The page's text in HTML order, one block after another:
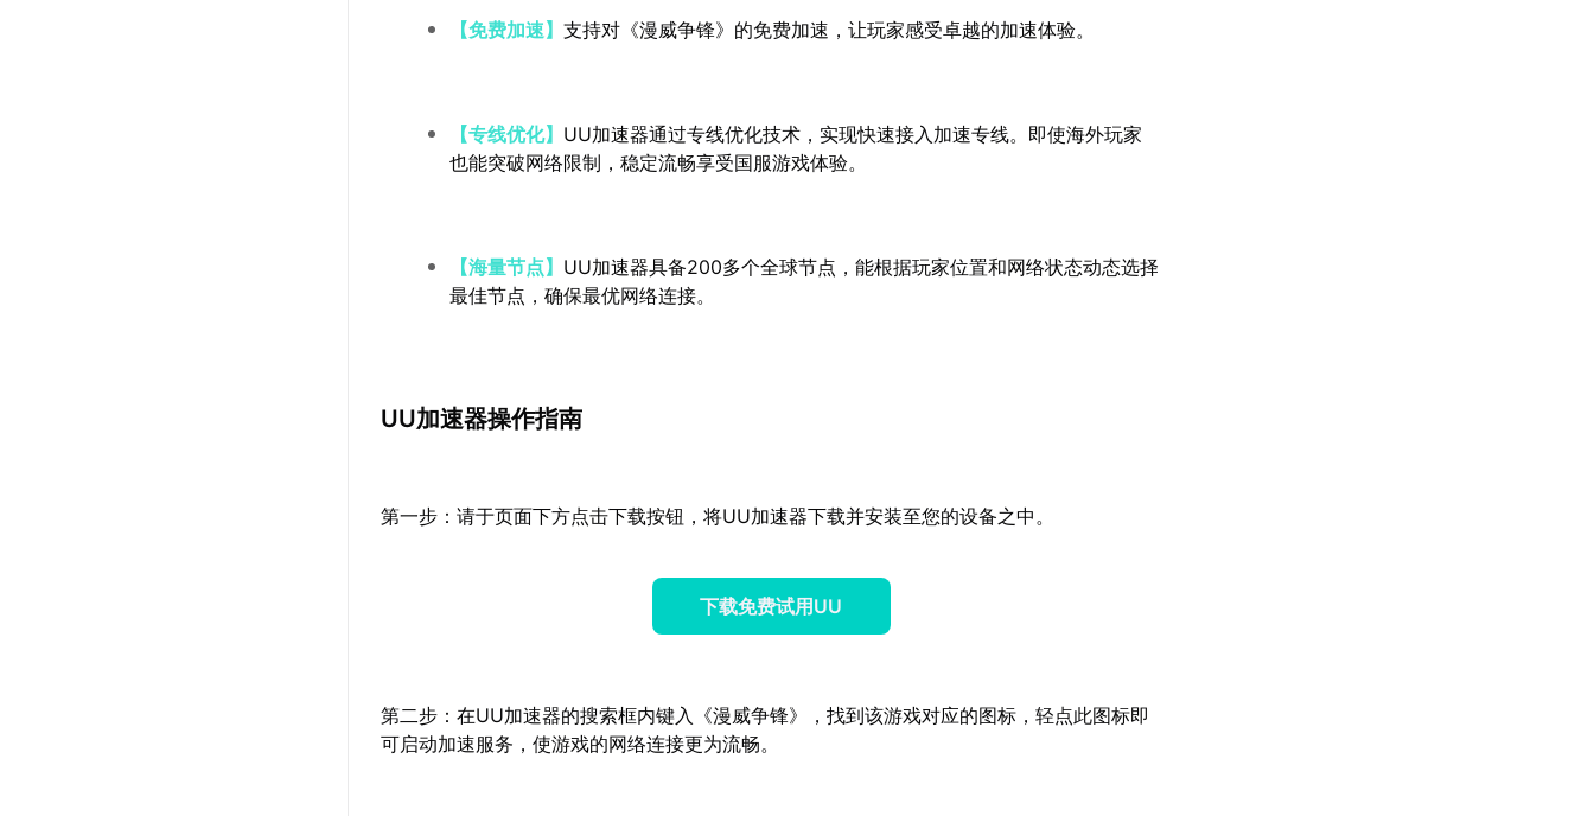
【免费加速】支持对《漫威争锋》的免费加速，让玩家感受卓越的加速体验。
【专线优化】 UU加速器通过专线优化技术，实现快速接入加速专线。即使海外玩家
也能突破网络限制，稳定流畅享受国服游戏体验。
【海量节点】 UU加速器具备200多个全球节点，能根据玩家位置和网络状态动态选择
最佳节点，确保最优网络连接。
UU加速器操作指南
第一步：请于页面下方点击下载按钮，将UU加速器下载并安装至您的设备之中。
下载免费试用UU
第二步：在UU加速器的搜索框内键入《漫威争锋》，找到该游戏对应的图标，轻点此图标即
可启动加速服务，使游戏的网络连接更为流畅。